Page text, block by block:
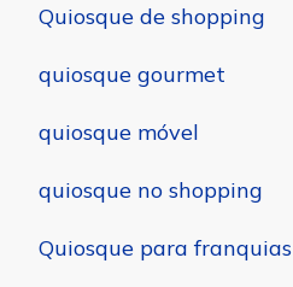
Quiosque de shopping
quiosque gourmet
quiosque móvel
quiosque no shopping
Quiosque para franquias